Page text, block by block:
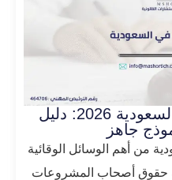
دعوى إثبات حالة في السعودية 2026: دليل
جاهز
من أهم الوسائل الوقائية
حقوق أصحاب المشروعات